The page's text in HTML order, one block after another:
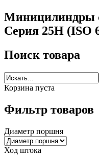
Миницилиндры
Серия 25H (ISO
Поиск товара
Корзина пуста
Фильтр товаров
Диаметр поршня
Ход штока